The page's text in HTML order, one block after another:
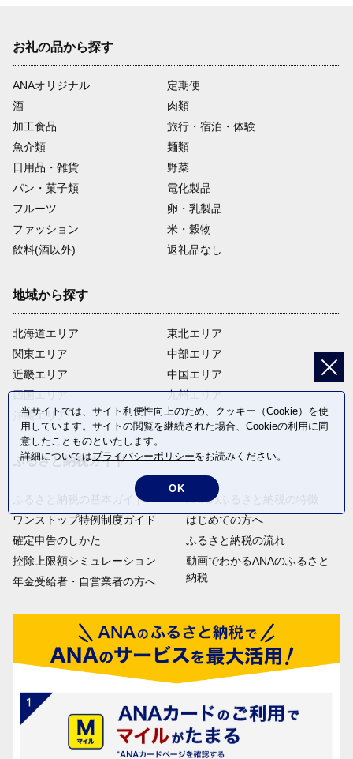
10
特に希望しない
特に使い道の希望がない場合は、スポーツの振興に関する事業に
活用させていただきます。
お礼の品から探す
ANAオリジナル
定期便
酒
肉類
加工食品
旅行・宿泊・体験
魚介類
麺類
日用品・雑貨
野菜
パン・菓子類
電化製品
フルーツ
卵・乳製品
ファッション
米・穀物
飲料(酒以外)
返礼品なし
地域から探す
北海道エリア
関東エリア
近畿エリア
四国エリア
沖縄エリア
東北エリア
中部エリア
中国エリア
九州エリア
ふるさと納税ガイド
ふるさと納税の基本ガイド
ワンストップ特例制度ガイド
確定申告のしかた
控除上限額シミュレーション
年金受給者・自営業者の方へ
ANAのふるさと納税の特徴
はじめての方へ
ふるさと納税の流れ
動画でわかるANAのふるさと
納税
当サイトでは、サイト利便性向上のため、クッキー（Cookie）を使
用しています。サイトの閲覧を継続された場合、Cookieの利用に同
意したことものといたします。
詳細についてはプライバシーポリシーをお読みください。
OK